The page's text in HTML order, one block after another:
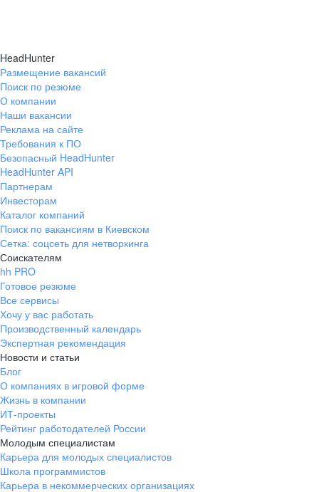
HeadHunter
Размещение вакансий
Поиск по резюме
О компании
Наши вакансии
Реклама на сайте
Требования к ПО
Безопасный HeadHunter
HeadHunter API
Партнерам
Инвесторам
Каталог компаний
Поиск по вакансиям в Киевском
Сетка: соцсеть для нетворкинга
Соискателям
hh PRO
Готовое резюме
Все сервисы
Хочу у вас работать
Производственный календарь
Экспертная рекомендация
Новости и статьи
Блог
О компаниях в игровой форме
Жизнь в компании
ИТ-проекты
Рейтинг работодателей России
Молодым специалистам
Карьера для молодых специалистов
Школа программистов
Карьера в некоммерческих организациях